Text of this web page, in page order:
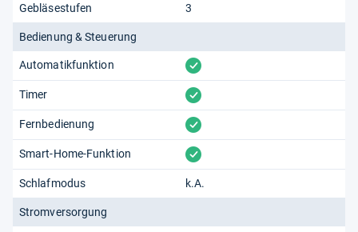
Gebläsestufen 3
Bedienung & Steuerung
Automatikfunktion vorhanden
Timer vorhanden
Fernbedienung vorhanden
Smart-Home-Funktion vorhanden
Schlafmodus k.A.
Stromversorgung